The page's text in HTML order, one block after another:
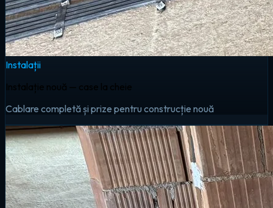
Instalații
Instalație nouă — case la cheie
Cablare completă și prize pentru construcție nouă